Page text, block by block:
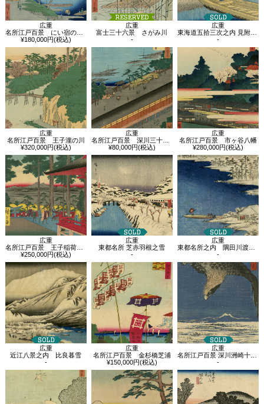
広重
名所江戸百景 にい宿のわたし
¥180,000円(税込)
広重
富士三十六景 さがみ川
-
広重
東海道五拾三次之内 見附 天竜川図
-
広重
名所江戸百景 王子瀧の川
¥320,000円(税込)
広重
名所江戸百景 深川三十三間堂
¥80,000円(税込)
広重
名所江戸百景 市ヶ谷八幡
¥280,000円(税込)
広重
名所江戸百景 王子稲荷の社
¥250,000円(税込)
広重
東都名所 芝赤羽根之雪
-
広重
東都名所之内 隅田川渡場雪晴之図
-
広重
近江八景之内 比良暮雪
-
広重
名所江戸百景 金杉橋芝浦
¥150,000円(税込)
広重
名所江戸百景 深川洲崎十万坪
-